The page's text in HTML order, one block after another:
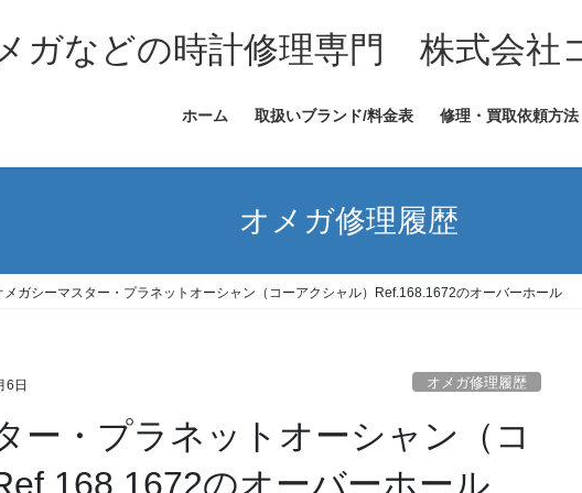
ガなどの時計修理専門 株式会社
ホーム 取扱いブランド/料金表 修理・買取依頼方法
オメガ修理履歴
メガシーマスター・プラネットオーシャン（コーアクシャル）Ref.168.1672のオーバーホール
6日 オメガ修理履歴
ー・プラネットオーシャン（コ
のオーバーホール